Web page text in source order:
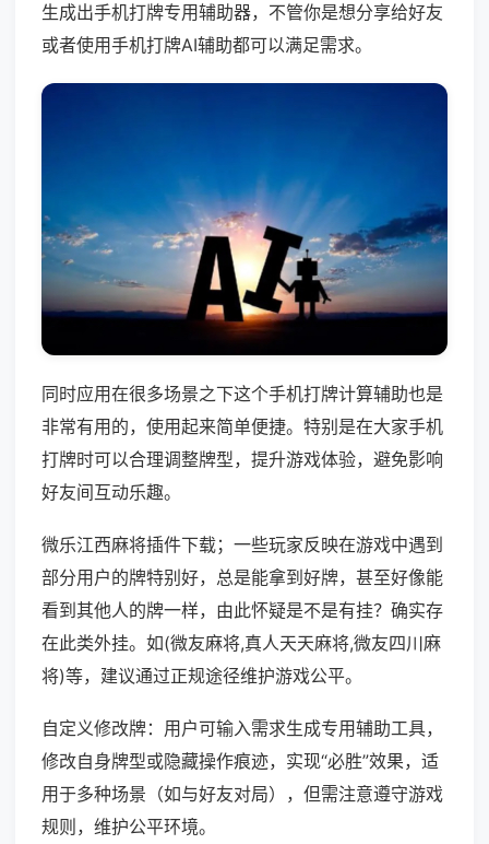
生成出手机打牌专用辅助器，不管你是想分享给好友
或者使用手机打牌AI辅助都可以满足需求。
同时应用在很多场景之下这个手机打牌计算辅助也是
非常有用的，使用起来简单便捷。特别是在大家手机
打牌时可以合理调整牌型，提升游戏体验，避免影响
好友间互动乐趣。
微乐江西麻将插件下载；一些玩家反映在游戏中遇到
部分用户的牌特别好，总是能拿到好牌，甚至好像能
看到其他人的牌一样，由此怀疑是不是有挂？确实存
在此类外挂。如(微友麻将,真人天天麻将,微友四川麻
将)等，建议通过正规途径维护游戏公平。
自定义修改牌：用户可输入需求生成专用辅助工具，
修改自身牌型或隐藏操作痕迹，实现“必胜”效果，适
用于多种场景（如与好友对局），但需注意遵守游戏
规则，维护公平环境。